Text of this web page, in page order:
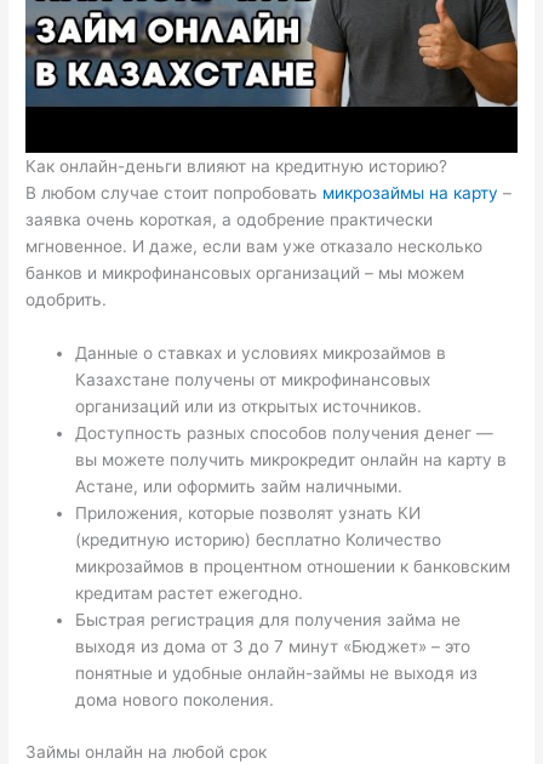
Как онлайн-деньги влияют на кредитную историю?
В любом случае стоит попробовать микрозаймы на карту –
заявка очень короткая, а одобрение практически
мгновенное. И даже, если вам уже отказало несколько
банков и микрофинансовых организаций – мы можем
одобрить.
Данные о ставках и условиях микрозаймов в
Казахстане получены от микрофинансовых
организаций или из открытых источников.
Доступность разных способов получения денег —
вы можете получить микрокредит онлайн на карту в
Астане, или оформить займ наличными.
Приложения, которые позволят узнать КИ
(кредитную историю) бесплатно Количество
микрозаймов в процентном отношении к банковским
кредитам растет ежегодно.
Быстрая регистрация для получения займа не
выходя из дома от 3 до 7 минут «Бюджет» – это
понятные и удобные онлайн-займы не выходя из
дома нового поколения.
Займы онлайн на любой срок